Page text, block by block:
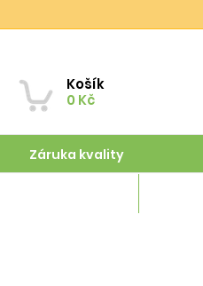
Košík
0 Kč
Záruka kvality